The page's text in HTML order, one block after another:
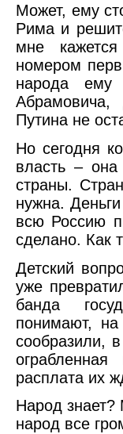
Может, ему
Рима и
мне
номером
народа ему
Абрамовича,
Путина не
Но сегодня
власть –
страны.
нужна.
всю Россию
сделано. Как
Детский
уже
банда
понимают,
сообразили,
расплата их
Народ знает?
народ все